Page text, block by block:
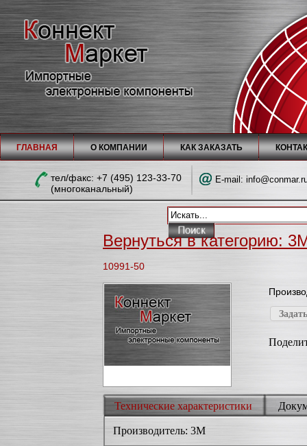
ГЛАВНАЯ О КОМПАНИИ КАК ЗАКАЗАТЬ
тел/факc: +7 (495) 123-33-70
(многоканальный)
E-mail:
Вернуться в категорию:
10991-50
Технические характеристики
Производитель: 3M